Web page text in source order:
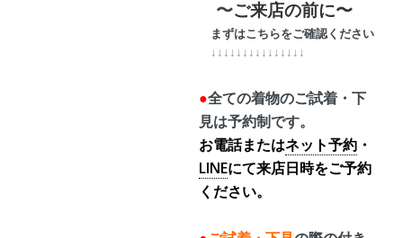
〜ご来店の前に〜
まずはこちらをご確認ください
↓↓↓↓↓↓↓↓↓↓↓↓↓↓↓
●全ての着物のご試着・下
見は予約制です。
お電話またはネット予約 ・
LINEにて来店日時をご予約
ください。